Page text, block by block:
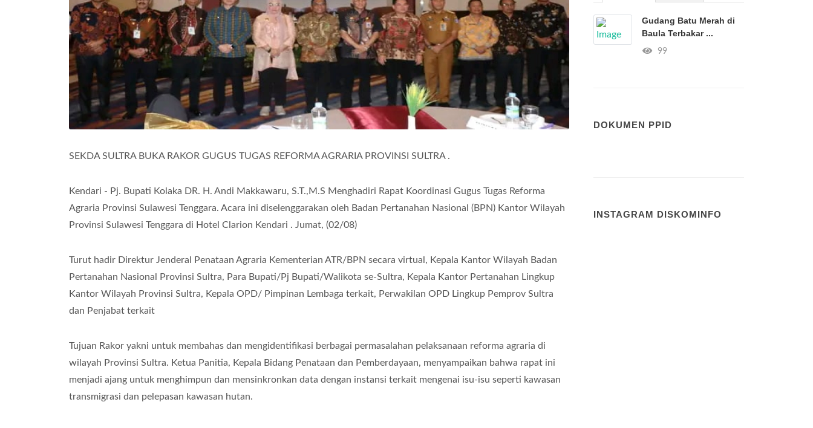
SEKDA SULTRA BUKA RAKOR GUGUS TUGAS REFORMA AGRARIA PROVINSI SULTRA .
Kendari - Pj. Bupati Kolaka DR. H. Andi Makkawaru, S.T.,M.S Menghadiri Rapat Koordinasi Gugus Tugas Reforma
Agraria Provinsi Sulawesi Tenggara. Acara ini diselenggarakan oleh Badan Pertanahan Nasional (BPN) Kantor Wilayah
Provinsi Sulawesi Tenggara di Hotel Clarion Kendari . Jumat, (02/08)
Turut hadir Direktur Jenderal Penataan Agraria Kementerian ATR/BPN secara virtual, Kepala Kantor Wilayah Badan
Pertanahan Nasional Provinsi Sultra, Para Bupati/Pj Bupati/Walikota se-Sultra, Kepala Kantor Pertanahan Lingkup
Kantor Wilayah Provinsi Sultra, Kepala OPD/ Pimpinan Lembaga terkait, Perwakilan OPD Lingkup Pemprov Sultra
dan Penjabat terkait
Tujuan Rakor yakni untuk membahas dan mengidentifikasi berbagai permasalahan pelaksanaan reforma agraria di
wilayah Provinsi Sultra. Ketua Panitia, Kepala Bidang Penataan dan Pemberdayaan, menyampaikan bahwa rapat ini
menjadi ajang untuk menghimpun dan mensinkronkan data dengan instansi terkait mengenai isu-isu seperti kawasan
transmigrasi dan pelepasan kawasan hutan.
Gudang Batu Merah di
Baula Terbakar ...
99
DOKUMEN PPID
INSTAGRAM DISKOMINFO